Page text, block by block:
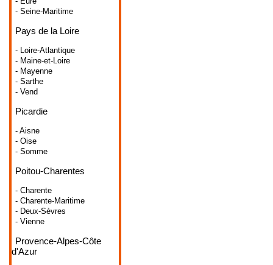
- Seine-Maritime
Pays de la Loire
- Loire-Atlantique
- Maine-et-Loire
- Mayenne
- Sarthe
- Vend
Picardie
- Aisne
- Oise
- Somme
Poitou-Charentes
- Charente
- Charente-Maritime
- Deux-Sèvres
- Vienne
Provence-Alpes-Côte
d'Azur